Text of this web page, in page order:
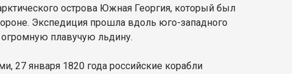
острова Южная Георгия, который был
Экспедиция прошла вдоль юго-западного
плавучую льдину.
января 1820 года российские корабли